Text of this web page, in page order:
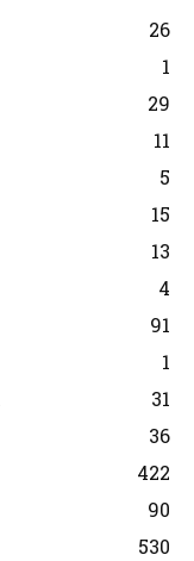
26
1
29
11
5
15
13
4
91
1
31
36
422
90
530